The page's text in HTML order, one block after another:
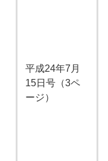
平成24年7月
15日号（3ペ
ージ）